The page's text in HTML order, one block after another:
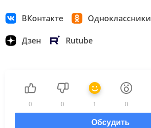
ВКонтакте Одноклассники
Дзен Rutube
0 0 1 0
Обсудить